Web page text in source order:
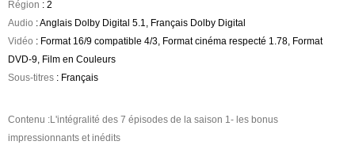
Région : 2
Audio : Anglais Dolby Digital 5.1, Français Dolby Digital
Vidéo : Format 16/9 compatible 4/3, Format cinéma respecté 1.78, Format
DVD-9, Film en Couleurs
Sous-titres : Français
Contenu :L'intégralité des 7 épisodes de la saison 1- les bonus
impressionnants et inédits